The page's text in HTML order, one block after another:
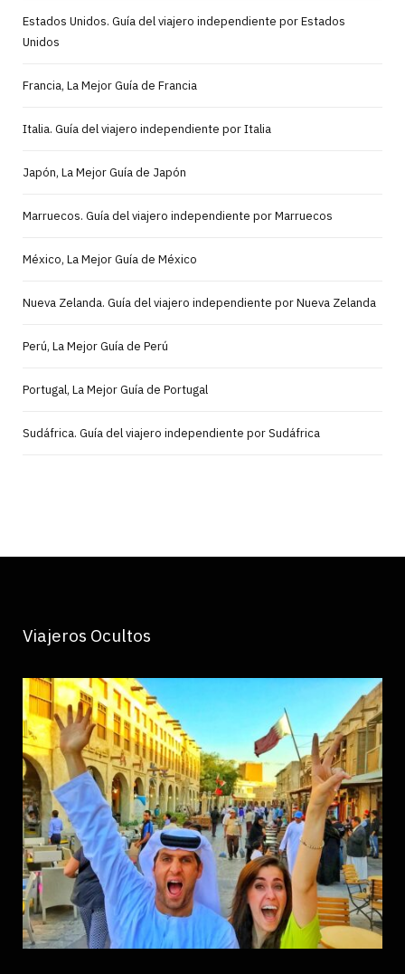
Estados Unidos. Guía del viajero independiente por Estados
Unidos
Francia, La Mejor Guía de Francia
Italia. Guía del viajero independiente por Italia
Japón, La Mejor Guía de Japón
Marruecos. Guía del viajero independiente por Marruecos
México, La Mejor Guía de México
Nueva Zelanda. Guía del viajero independiente por Nueva Zelanda
Perú, La Mejor Guía de Perú
Portugal, La Mejor Guía de Portugal
Sudáfrica. Guía del viajero independiente por Sudáfrica
Viajeros Ocultos